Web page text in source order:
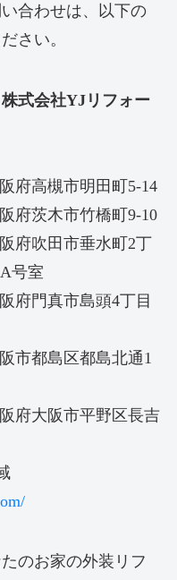
合わせは、以下の
さい。
式会社YJリフォー
府高槻市明田町5-14
府茨木市竹橋町9-10
府吹田市垂水町2丁
号室
府門真市島頭4丁目
市都島区都島北通1
府大阪市平野区長吉
のお家の外装リフ